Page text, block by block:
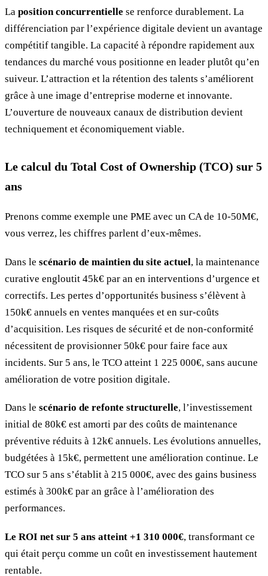
La position concurrentielle se renforce durablement. La
différenciation par l’expérience digitale devient un avantage
compétitif tangible. La capacité à répondre rapidement aux
tendances du marché vous positionne en leader plutôt qu’en
suiveur. L’attraction et la rétention des talents s’améliorent
grâce à une image d’entreprise moderne et innovante.
L’ouverture de nouveaux canaux de distribution devient
techniquement et économiquement viable.
Le calcul du Total Cost of Ownership (TCO) sur 5
ans
Prenons comme exemple une PME avec un CA de 10-50M€,
vous verrez, les chiffres parlent d’eux-mêmes.
Dans le scénario de maintien du site actuel, la maintenance
curative engloutit 45k€ par an en interventions d’urgence et
correctifs. Les pertes d’opportunités business s’élèvent à
150k€ annuels en ventes manquées et en sur-coûts
d’acquisition. Les risques de sécurité et de non-conformité
nécessitent de provisionner 50k€ pour faire face aux
incidents. Sur 5 ans, le TCO atteint 1 225 000€, sans aucune
amélioration de votre position digitale.
Dans le scénario de refonte structurelle, l’investissement
initial de 80k€ est amorti par des coûts de maintenance
préventive réduits à 12k€ annuels. Les évolutions annuelles,
budgétées à 15k€, permettent une amélioration continue. Le
TCO sur 5 ans s’établit à 215 000€, avec des gains business
estimés à 300k€ par an grâce à l’amélioration des
performances.
Le ROI net sur 5 ans atteint +1 310 000€, transformant ce
qui était perçu comme un coût en investissement hautement
rentable.